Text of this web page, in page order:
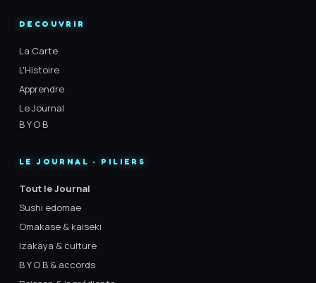
DECOUVRIR
La Carte
L'Histoire
Apprendre
Le Journal
B Y O B
LE JOURNAL · PILIERS
Tout le Journal
Sushi edomae
Omakase & kaiseki
Izakaya & culture
B Y O B & accords